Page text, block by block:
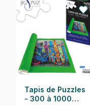
EAN
Nombre de pièces
Dimensions
Tapis de Puzzles
- 300 à 1000